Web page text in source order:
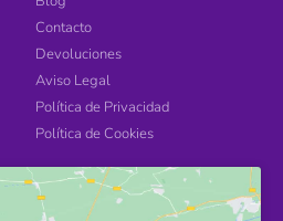
Contacto
Devoluciones
Aviso Legal
Política de Privacidad
Política de Cookies